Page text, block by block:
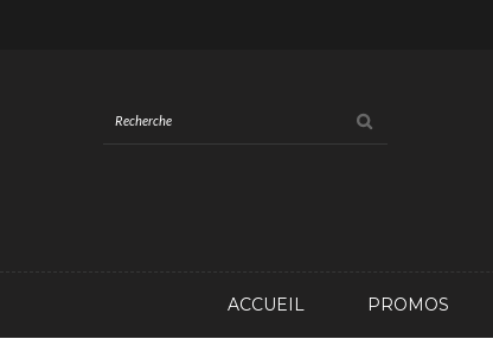
ACCUEIL PROMOS